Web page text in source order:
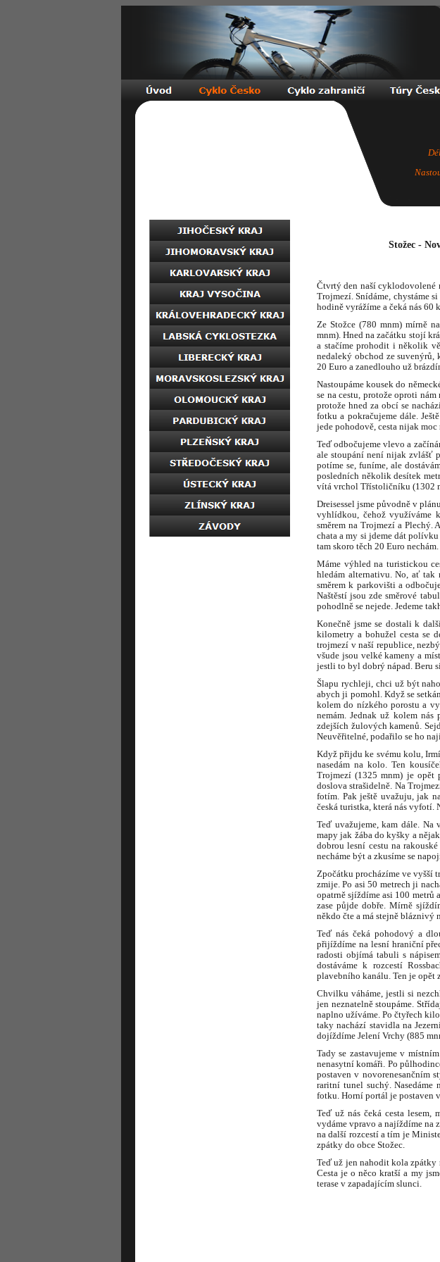
Stožec -
Čtvrtý den naší cyklodovolené
Trojmezí. Snídáme, chystáme
hodině vyrážíme a čeká nás 60
Ze Stožce (780 mnm) mírně
mnm). Hned na začátku stojí
a stačíme prohodit i několik
nedaleký obchod ze
20 Euro a zanedlouho už
Nastoupáme kousek do
se na cestu, protože oproti
protože hned za obcí se
fotku a pokračujeme dále.
jede pohodově, cesta nijak
Teď odbočujeme vlevo a
ale stoupání není nijak zvlášť
potíme se, funíme, ale
posledních několik desítek
vítá vrchol Třístoličníku (1302
Dreisessel jsme původně v
vyhlídkou, čehož využíváme
směrem na Trojmezí a Plechý.
chata a my si jdeme dát
tam skoro těch 20 Euro
Máme výhled na turistickou
hledám alternativu. No, ať tak
směrem k parkovišti a
Naštěstí jsou zde směrové
pohodlně se nejede. Jedeme
Konečně jsme se dostali k
kilometry a bohužel cesta se
trojmezí v naší republice,
všude jsou velké kameny a
jestli to byl dobrý nápad. Beru
Šlapu rychleji, chci už být
abych ji pomohl. Když se
kolem do nízkého porostu a
nemám. Jednak už kolem
zdejších žulových kamenů.
Neuvěřitelné, podařilo se ho
Když přijdu ke svému kolu,
nasedám na kolo. Ten
Trojmezí (1325 mnm) je opět
doslova strašidelně. Na
fotím. Pak ještě uvažuju, jak
česká turistka, která nás vyfotí.
Teď uvažujeme, kam dále.
mapy jak žába do kyšky a
dobrou lesní cestu na
necháme být a zkusíme se
Zpočátku procházíme ve vyšší
zmije. Po asi 50 metrech ji
opatrně sjíždíme asi 100 metrů
zase půjde dobře. Mírně
někdo čte a má stejně bláznivý
Teď nás čeká pohodový a
přijíždíme na lesní hraniční
radosti objímá tabuli s
dostáváme k rozcestí
plavebního kanálu. Ten je opět
Chvilku váháme, jestli si
jen neznatelně stoupáme.
naplno užíváme. Po čtyřech
taky nachází stavidla na
dojíždíme Jelení Vrchy (885
Tady se zastavujeme v
nenasytní komáři. Po
postaven v novorenesančním
raritní tunel suchý.
fotku. Horní portál je postaven
Teď už nás čeká cesta
vydáme vpravo a najíždíme na
na další rozcestí a tím je
zpátky do obce Stožec.
Teď už jen nahodit kola zpátky
Cesta je o něco kratší a my
terase v zapadajícím slunci.